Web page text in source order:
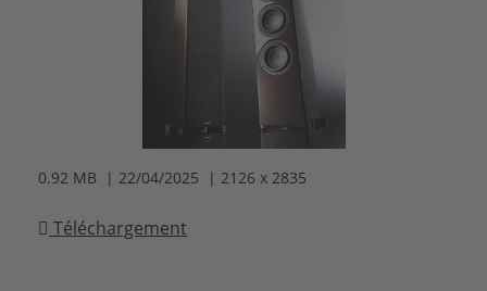
0.92 MB | 22/04/2025 | 2126 x 2835
Téléchargement